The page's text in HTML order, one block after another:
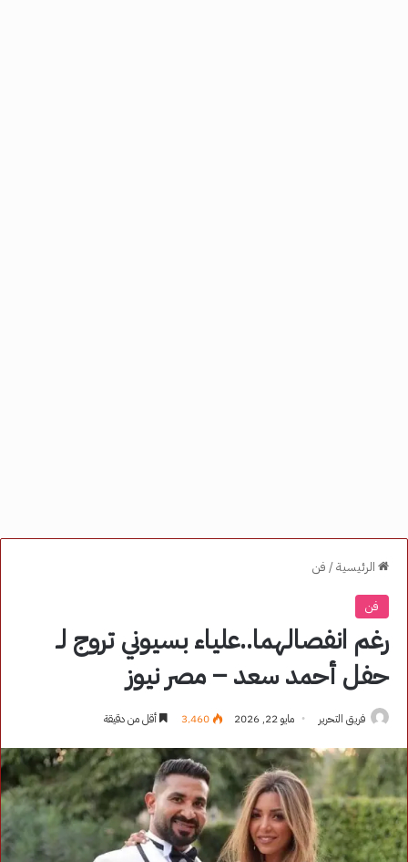
الرئيسية/ فن
فن
رغم انفصالهما..علياء بسيوني تروج لـ
حفل أحمد سعد – مصر نيوز
فريق التحرير مايو 22, 2026 3٬460 أقل من دقيقة